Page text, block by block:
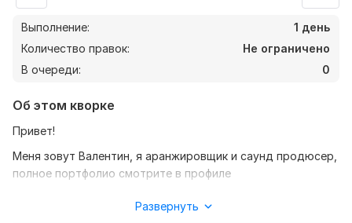
Выполнение:
1 день
Количество правок:
Не ограничено
В очереди:
0
Об этом кворке
Привет!
Меня зовут Валентин, я аранжировщик и саунд продюсер,
полное портфолио смотрите в профиле
аранжировки в таких программах как: Reaper, FL studio и
Развернуть